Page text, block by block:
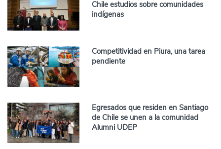
Chile estudios sobre comunidades
indígenas
Competitividad en Piura, una tarea
pendiente
Egresados que residen en Santiago
de Chile se unen a la comunidad
Alumni UDEP